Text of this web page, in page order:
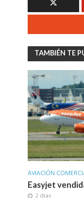
TAMBIÉN TE
AVIACIÓN
Easyjet
2 días